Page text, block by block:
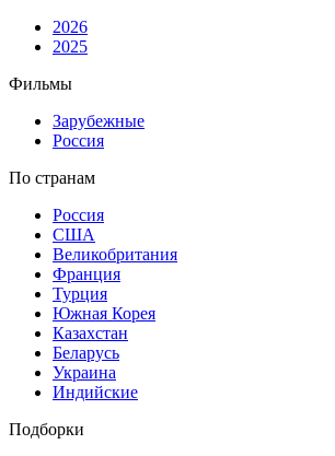
2026
2025
Фильмы
Зарубежные
Россия
По странам
Россия
США
Великобритания
Франция
Турция
Южная Корея
Казахстан
Беларусь
Украина
Индийские
Подборки